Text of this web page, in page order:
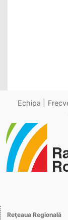
Echipa
Reţeaua Regională